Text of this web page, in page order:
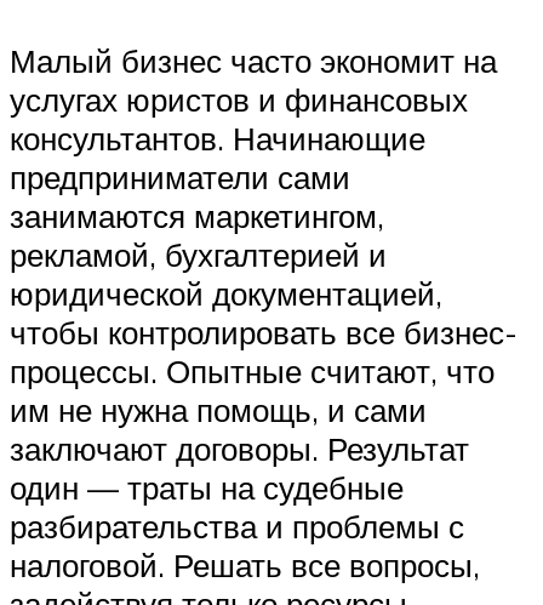
Малый бизнес часто экономит на
услугах юристов и финансовых
консультантов. Начинающие
предприниматели сами
занимаются маркетингом,
рекламой, бухгалтерией и
юридической документацией,
чтобы контролировать все бизнес-
процессы. Опытные считают, что
им не нужна помощь, и сами
заключают договоры. Результат
один — траты на судебные
разбирательства и проблемы с
налоговой. Решать все вопросы,